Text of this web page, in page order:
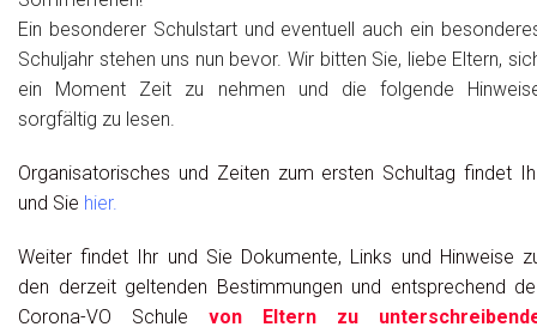
Ein besonderer Schulstart und eventuell auch ein
Schuljahr stehen uns nun bevor. Wir bitten Sie, liebe Eltern,
ein Moment Zeit zu nehmen und die folgende
sorgfältig zu lesen.
Organisatorisches und Zeiten zum ersten Schultag findet
und Sie hier.
Weiter findet Ihr und Sie Dokumente, Links und Hinweise
den derzeit geltenden Bestimmungen und entsprechend
Corona-VO Schule von Eltern zu